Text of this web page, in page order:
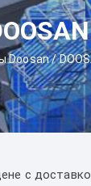
Doosan/
с